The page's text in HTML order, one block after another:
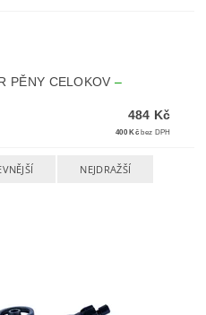
PĚNY CELOKOV–
484 Kč
400 Kč bez DPH
NEJDRAŽŠÍ